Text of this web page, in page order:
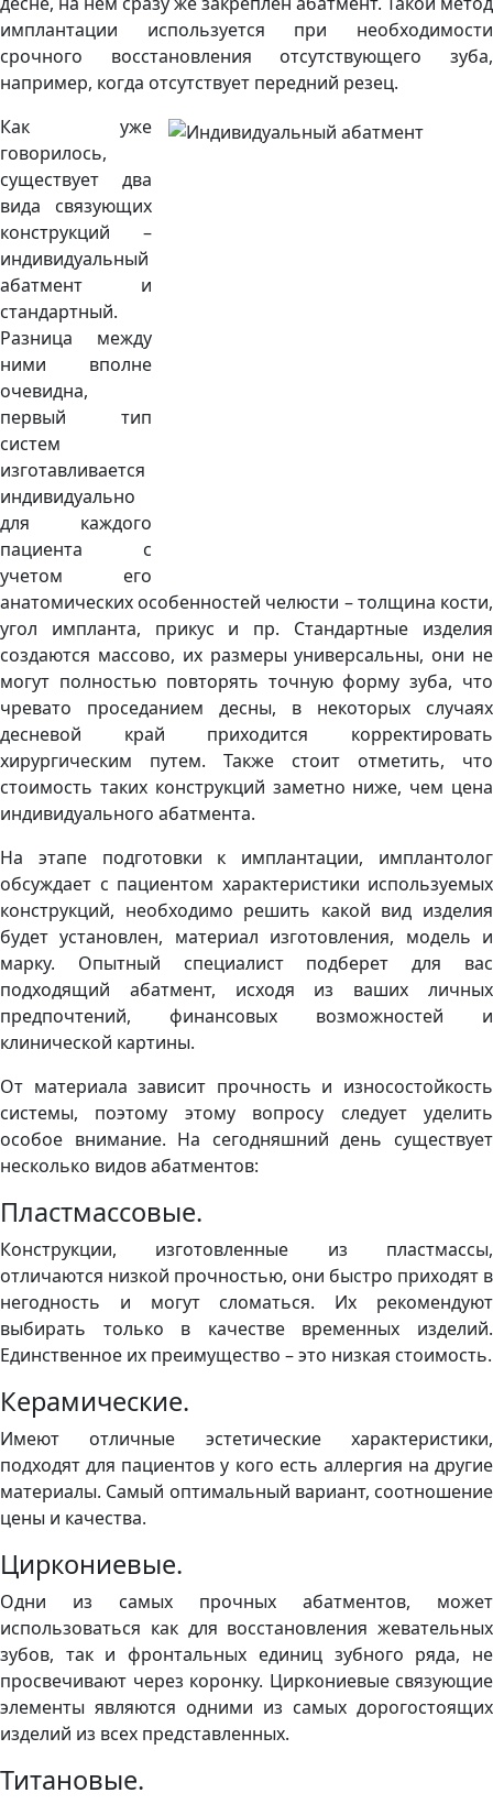
имплантации используется при необходимости
срочного восстановления отсутствующего зуба,
например, когда отсутствует передний резец.
Как уже
говорилось,
существует два
вида связующих
конструкций –
индивидуальный
абатмент и
стандартный.
Разница между
ними вполне
очевидна,
первый тип
систем
изготавливается
индивидуально
для каждого
пациента с
учетом его
анатомических особенностей челюсти – толщина кости,
угол импланта, прикус и пр. Стандартные изделия
создаются массово, их размеры универсальны, они не
могут полностью повторять точную форму зуба, что
чревато проседанием десны, в некоторых случаях
десневой край приходится корректировать
хирургическим путем. Также стоит отметить, что
стоимость таких конструкций заметно ниже, чем цена
индивидуального абатмента.
На этапе подготовки к имплантации, имплантолог
обсуждает с пациентом характеристики используемых
конструкций, необходимо решить какой вид изделия
будет установлен, материал изготовления, модель и
марку. Опытный специалист подберет для вас
подходящий абатмент, исходя из ваших личных
предпочтений, финансовых возможностей и
клинической картины.
От материала зависит прочность и износостойкость
системы, поэтому этому вопросу следует уделить
особое внимание. На сегодняшний день существует
несколько видов абатментов:
Пластмассовые.
Конструкции, изготовленные из пластмассы,
отличаются низкой прочностью, они быстро приходят в
негодность и могут сломаться. Их рекомендуют
выбирать только в качестве временных изделий.
Единственное их преимущество – это низкая стоимость.
Керамические.
Имеют отличные эстетические характеристики,
подходят для пациентов у кого есть аллергия на другие
материалы. Самый оптимальный вариант, соотношение
цены и качества.
Циркониевые.
Одни из самых прочных абатментов, может
использоваться как для восстановления жевательных
зубов, так и фронтальных единиц зубного ряда, не
просвечивают через коронку. Циркониевые связующие
элементы являются одними из самых дорогостоящих
изделий из всех представленных.
Титановые.